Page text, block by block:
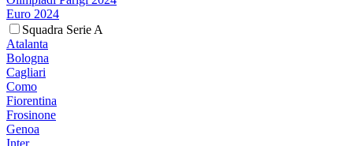
Euro 2024
Squadra Serie A
Atalanta
Bologna
Cagliari
Como
Fiorentina
Frosinone
Genoa
Inter